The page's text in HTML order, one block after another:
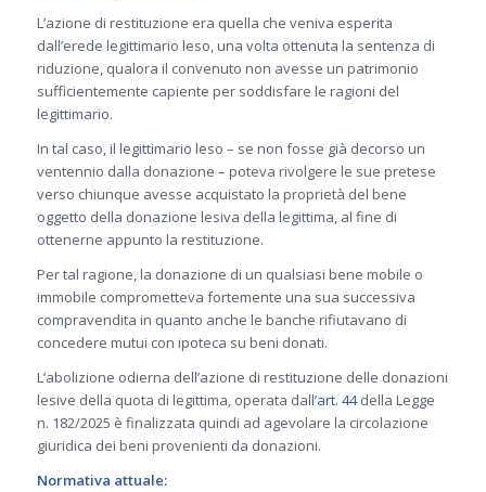
L’azione di restituzione era quella che veniva esperita
dall’erede legittimario leso, una volta ottenuta la sentenza di
riduzione, qualora il convenuto non avesse un patrimonio
sufficientemente capiente per soddisfare le ragioni del
legittimario.
In tal caso, il legittimario leso – se non fosse già decorso un
ventennio dalla donazione – poteva rivolgere le sue pretese
verso chiunque avesse acquistato la proprietà del bene
oggetto della donazione lesiva della legittima, al fine di
ottenerne appunto la restituzione.
Per tal ragione, la donazione di un qualsiasi bene mobile o
immobile comprometteva fortemente una sua successiva
compravendita in quanto anche le banche rifiutavano di
concedere mutui con ipoteca su beni donati.
L’abolizione odierna dell’azione di restituzione delle donazioni
lesive della quota di legittima, operata dall’art. 44della Legge
n. 182/2025 è finalizzata quindi ad agevolare la circolazione
giuridica dei beni provenienti da donazioni.
Normativa attuale: